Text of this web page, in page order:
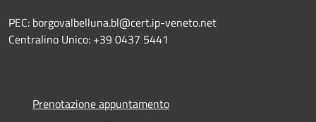
PEC: borgovalbelluna.bl@cert.ip-veneto.net
Centralino Unico: +39 0437 5441
Prenotazione appuntamento